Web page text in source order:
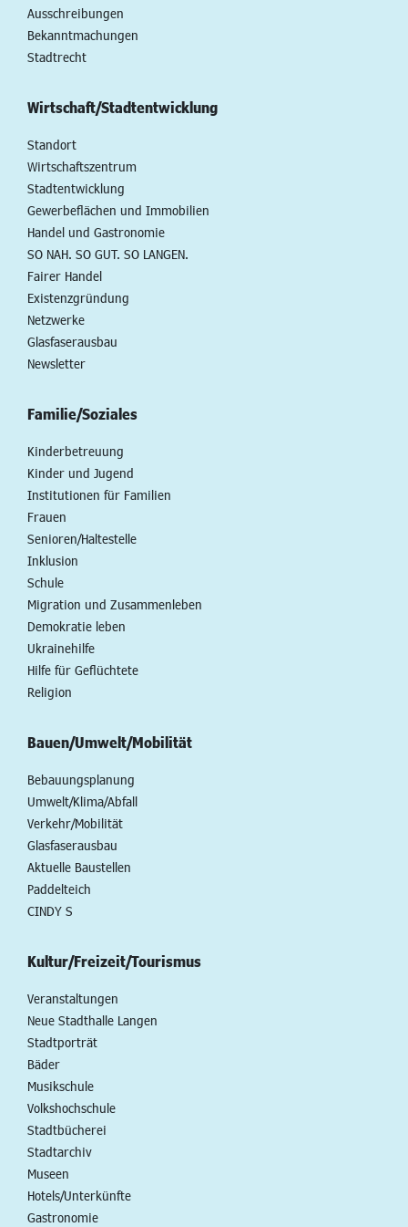
Ausschreibungen
Bekanntmachungen
Stadtrecht
Wirtschaft/Stadtentwicklung
Standort
Wirtschaftszentrum
Stadtentwicklung
Gewerbeflächen und Immobilien
Handel und Gastronomie
SO NAH. SO GUT. SO LANGEN.
Fairer Handel
Existenzgründung
Netzwerke
Glasfaserausbau
Newsletter
Familie/Soziales
Kinderbetreuung
Kinder und Jugend
Institutionen für Familien
Frauen
Senioren/Haltestelle
Inklusion
Schule
Migration und Zusammenleben
Demokratie leben
Ukrainehilfe
Hilfe für Geflüchtete
Religion
Bauen/Umwelt/Mobilität
Bebauungsplanung
Umwelt/Klima/Abfall
Verkehr/Mobilität
Glasfaserausbau
Aktuelle Baustellen
Paddelteich
CINDY S
Kultur/Freizeit/Tourismus
Veranstaltungen
Neue Stadthalle Langen
Stadtporträt
Bäder
Musikschule
Volkshochschule
Stadtbücherei
Stadtarchiv
Museen
Hotels/Unterkünfte
Gastronomie